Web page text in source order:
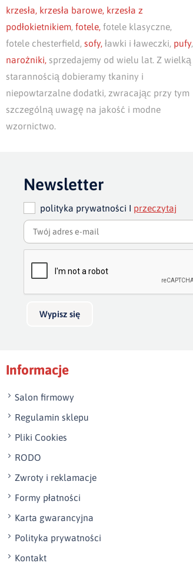
krzesła, krzesła barowe, krzesła z
podłokietnikiem, fotele, fotele klasyczne,
fotele chesterfield, sofy, ławki i ławeczki, pufy,
narożniki, sprzedajemy od wielu lat. Z wielką
starannością dobieramy tkaniny i
niepowtarzalne dodatki, zwracając przy tym
szczególną uwagę na jakość i modne
wzornictwo.
Newsletter
polityka prywatności I przeczytaj
Wypisz się
Informacje
Salon firmowy
Regulamin sklepu
Pliki Cookies
RODO
Zwroty i reklamacje
Formy płatności
Karta gwarancyjna
Polityka prywatności
Kontakt